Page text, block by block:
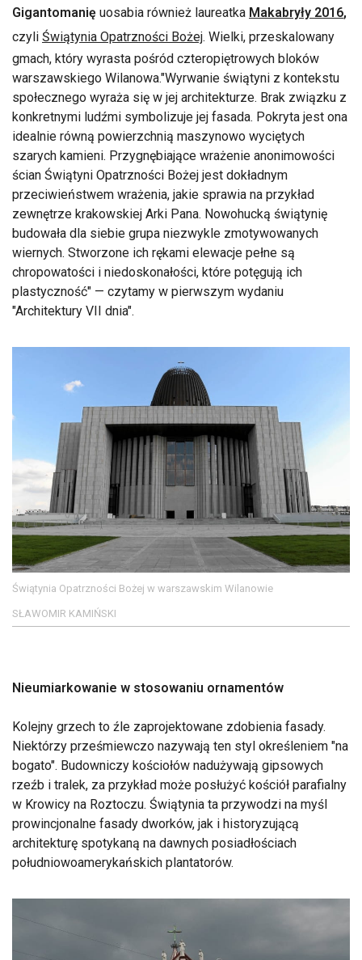
Gigantomanię uosabia również laureatka Makabryły 2016,
czyli Świątynia Opatrzności Bożej. Wielki, przeskalowany
gmach, który wyrasta pośród czteropiętrowych bloków
warszawskiego Wilanowa."Wyrwanie świątyni z kontekstu
społecznego wyraża się w jej architekturze. Brak związku z
konkretnymi ludźmi symbolizuje jej fasada. Pokryta jest ona
idealnie równą powierzchnią maszynowo wyciętych
szarych kamieni. Przygnębiające wrażenie anonimowości
ścian Świątyni Opatrzności Bożej jest dokładnym
przeciwieństwem wrażenia, jakie sprawia na przykład
zewnętrze krakowskiej Arki Pana. Nowohucką świątynię
budowała dla siebie grupa niezwykle zmotywowanych
wiernych. Stworzone ich rękami elewacje pełne są
chropowatości i niedoskonałości, które potęgują ich
plastyczność" — czytamy w pierwszym wydaniu
"Architektury VII dnia".
Świątynia Opatrzności Bożej w warszawskim Wilanowie
SŁAWOMIR KAMIŃSKI
Nieumiarkowanie w stosowaniu ornamentów
Kolejny grzech to źle zaprojektowane zdobienia fasady.
Niektórzy prześmiewczo nazywają ten styl określeniem "na
bogato". Budowniczy kościołów nadużywają gipsowych
rzeźb i tralek, za przykład może posłużyć kościół parafialny
w Krowicy na Roztoczu. Świątynia ta przywodzi na myśl
prowincjonalne fasady dworków, jak i historyzującą
architekturę spotykaną na dawnych posiadłościach
południowoamerykańskich plantatorów.